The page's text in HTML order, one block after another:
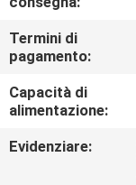
NOTIZIE
RICHIEDA
UNA
Termini di
pagamento:
Capacità di
alimentazione:
Evidenziare: